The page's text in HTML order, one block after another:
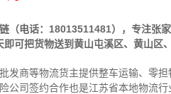
（电话：18013511481），专注张
可把货物送到黄山屯溪区、黄山区
发商等物流货主提供整车运输、零
公司签约合作也是江苏省本地物流